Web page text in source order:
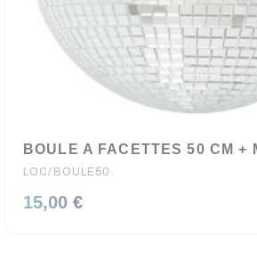
BOULE A FACETTES 50 CM +
LOC/BOULE50
15,00 €